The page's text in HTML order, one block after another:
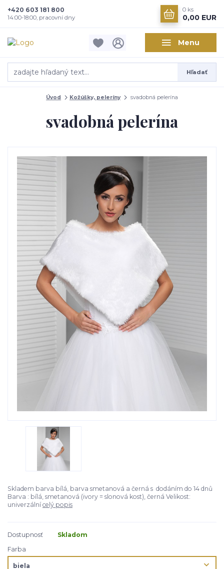
Menu
Hľadať
+420 603 181 800
14:00-18:00, pracovní dny
0 ks
0,00 EUR
Úvod Kožúšky, peleríny svadobná pelerína
svadobná pelerína
Skladem barva bílá, barva smetanová a černá s dodáním do 14 dnů
Barva : bílá, smetanová (ivory = slonová kost), černá Velikost:
univerzální celý popis
Dostupnosť
Skladom
Farba